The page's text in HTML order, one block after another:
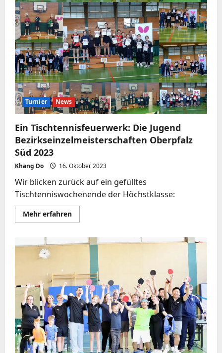
Abensberg
Turnier News
Ein Tischtennisfeuerwerk: Die Jugend
Bezirkseinzelmeisterschaften Oberpfalz
Süd 2023
Khang Do 16. Oktober 2023
Wir blicken zurück auf ein gefülltes
Tischtenniswochenende der Höchstklasse:
Mehr erfahrenMehr
Informationen
Tischtennisfeuerwerk:
Die
Bezirkseinzelmeisterschaften
Oberpfalz
Süd
2023